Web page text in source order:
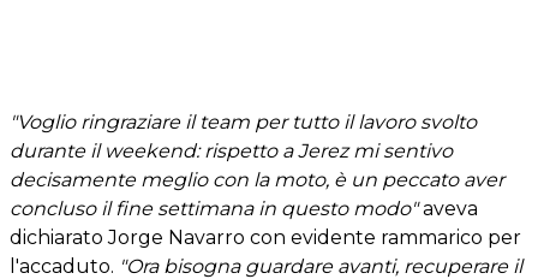
"Voglio ringraziare il team per tutto il lavoro svolto
durante il weekend: rispetto a Jerez mi sentivo
decisamente meglio con la moto, è un peccato aver
concluso il fine settimana in questo modo"aveva
dichiarato Jorge Navarro con evidente rammarico per
l'accaduto. "Ora bisogna guardare avanti, recuperare il